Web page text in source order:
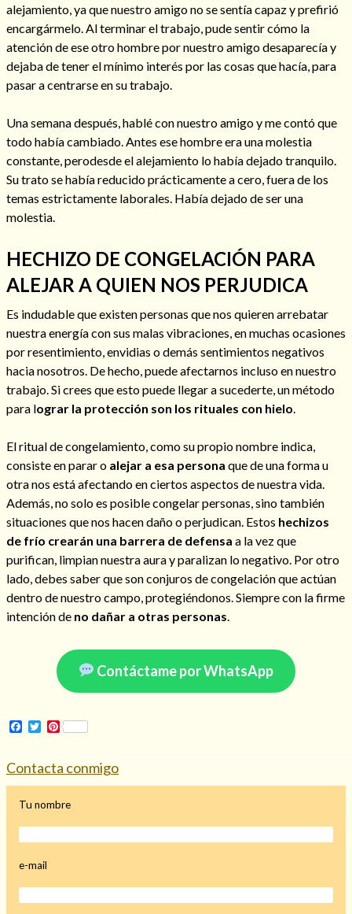
Alejamiento (208)
Amarres(145)
Cartomancia(117)
Cómo recuperar a mi ex(190)
Endulzamiento(112)
Infidelidad(104)
Oraciones(3)
Rituales(72)
Tarot online(372)
Mis libros favoritos
¿Qué es el tarot?
alejamiento, ya que nuestro amigo no se sentía capaz y prefirió
encargármelo. Al terminar el trabajo, pude sentir cómo la
atención de ese otro hombre por nuestro amigo desaparecía y
dejaba de tener el mínimo interés por las cosas que hacía, para
pasar a centrarse en su trabajo.
Una semana después, hablé con nuestro amigo y me contó que
todo había cambiado. Antes ese hombre era una molestia
constante, perodesde el alejamiento lo había dejado tranquilo.
Su trato se había reducido prácticamente a cero, fuera de los
temas estrictamente laborales. Había dejado de ser una
molestia.
HECHIZO DE CONGELACIÓN PARA
ALEJAR A QUIEN NOS PERJUDICA
Es indudable que existen personas que nos quieren arrebatar
nuestra energía con sus malas vibraciones, en muchas ocasiones
por resentimiento, envidias o demás sentimientos negativos
hacia nosotros. De hecho, puede afectarnos incluso en nuestro
trabajo. Si crees que esto puede llegar a sucederte, un método
para lograr la protección son los rituales con hielo
El ritual de congelamiento, como su propio nombre indica,
consiste en parar o alejar a esa persona que de una forma u
otra nos está afectando en ciertos aspectos de nuestra vida.
Además, no solo es posible congelar personas, sino también
situaciones que nos hacen daño o perjudican. Estos hechizos
de frío crearán una barrera de defensa a la vez que
purifican, limpian nuestra aura y paralizan lo negativo. Por otro
lado, debes saber que son conjuros de congelación que actúan
dentro de nuestro campo, protegiéndonos. Siempre con la firme
intención de no dañar a otras personas
Contáctame por WhatsApp
Facebook
Twitter
Pinterest
Contacta conmigo
Tu nombre
e-mail